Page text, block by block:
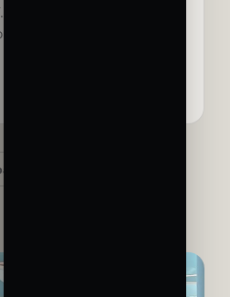
firmy je výrazně širší
podle typu prostoru a